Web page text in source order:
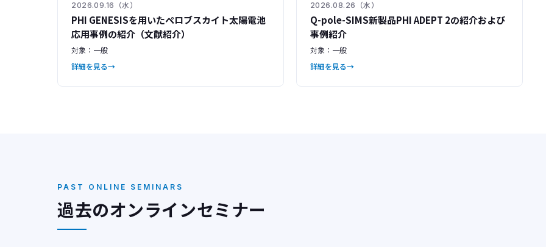
2026.09.16（水）
PHI GENESISを用いたペロブスカイト太陽電池
応用事例の紹介（文献紹介）
対象：一般
詳細を見る
2026.08.26（水）
Q-pole-SIMS新製品PHI ADEPT 2の紹介および
事例紹介
対象：一般
詳細を見る
PAST ONLINE SEMINARS
過去のオンラインセミナー